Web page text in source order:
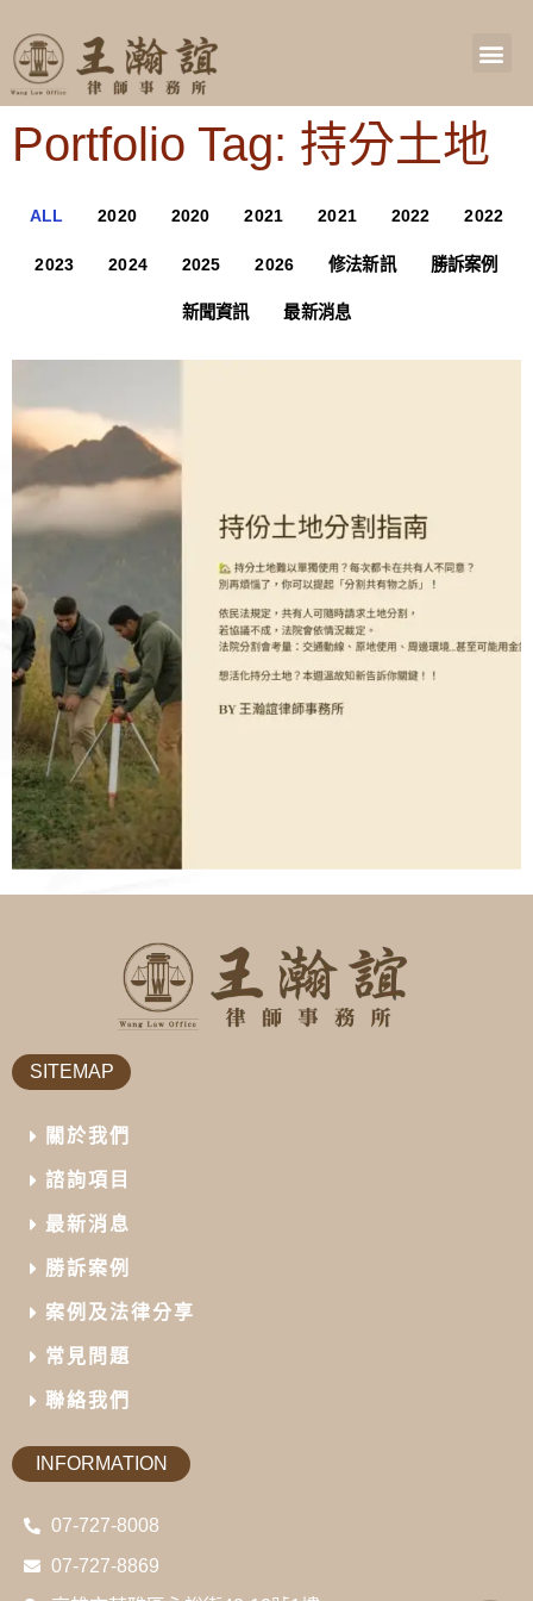
Portfolio Tag: 持分土地
ALL 2020 2020 2021 2021 2022 2022
2023 2024 2025 2026 修法新訊 勝訴案例
新聞資訊 最新消息
SITEMAP
關於我們
諮詢項目
最新消息
勝訴案例
案例及法律分享
常見問題
聯絡我們
INFORMATION
07-727-8008
07-727-8869